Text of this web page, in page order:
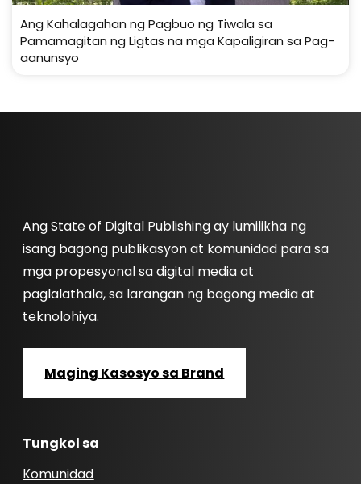
Ang Kahalagahan ng Pagbuo ng Tiwala sa
Pamamagitan ng Ligtas na mga Kapaligiran sa Pag-
aanunsyo
Ang State of Digital Publishing ay lumilikha ng
isang bagong publikasyon at komunidad para sa
mga propesyonal sa digital media at
paglalathala, sa larangan ng bagong media at
teknolohiya.
Maging Kasosyo sa Brand
Tungkol sa
Komunidad